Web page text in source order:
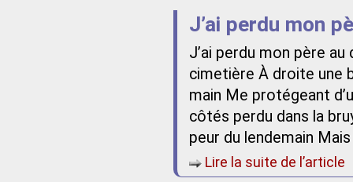
J’ai perdu mon
J’ai perdu mon père au
cimetière À droite une
main Me protégeant
côtés perdu dans la
peur du lendemain
Lire la suite de l’article